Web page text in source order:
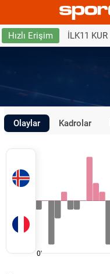
Hızlı Erişim İLK11 KUR
Olaylar Kadrolar
0'